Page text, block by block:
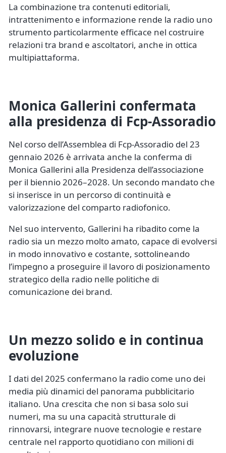
La combinazione tra contenuti editoriali,
intrattenimento e informazione rende la radio uno
strumento particolarmente efficace nel costruire
relazioni tra brand e ascoltatori, anche in ottica
multipiattaforma.
Monica Gallerini confermata
alla presidenza di Fcp-Assoradio
Nel corso dell’Assemblea di Fcp-Assoradio del 23
gennaio 2026 è arrivata anche la conferma di
Monica Gallerini alla Presidenza dell’associazione
per il biennio 2026–2028. Un secondo mandato che
si inserisce in un percorso di continuità e
valorizzazione del comparto radiofonico.
Nel suo intervento, Gallerini ha ribadito come la
radio sia un mezzo molto amato, capace di evolversi
in modo innovativo e costante, sottolineando
l’impegno a proseguire il lavoro di posizionamento
strategico della radio nelle politiche di
comunicazione dei brand.
Un mezzo solido e in continua
evoluzione
I dati del 2025 confermano la radio come uno dei
media più dinamici del panorama pubblicitario
italiano. Una crescita che non si basa solo sui
numeri, ma su una capacità strutturale di
rinnovarsi, integrare nuove tecnologie e restare
centrale nel rapporto quotidiano con milioni di